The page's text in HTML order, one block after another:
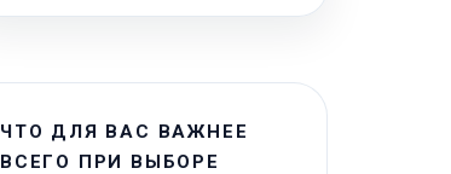
ЧТО ДЛЯ ВАС ВАЖНЕЕ
ВСЕГО ПРИ ВЫБОРЕ